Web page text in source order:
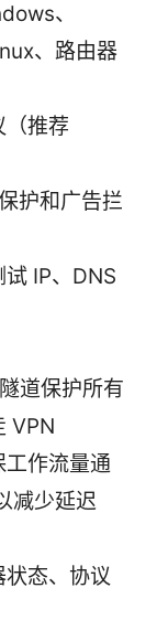
、
、路由器
（推荐
护和广告拦
IP、DNS
道保护所有
VPN
作流量通
减少延迟
态、协议